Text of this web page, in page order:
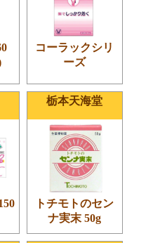
コーラックシリ
ーズ
栃本天海堂
トチモトのセン
ナ実末 50g